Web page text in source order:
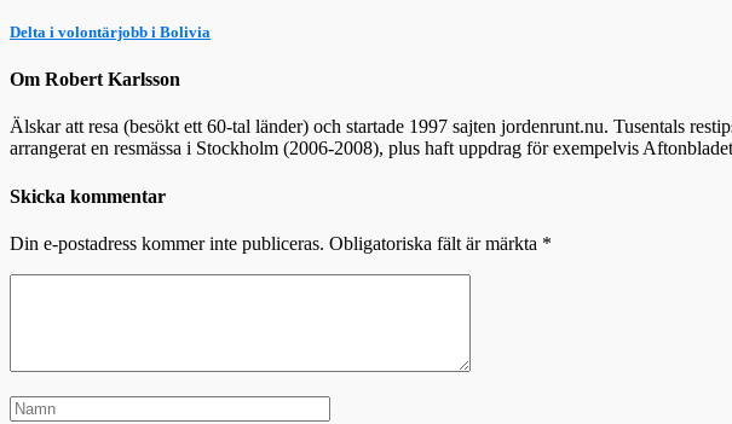
Delta i volontärjobb i Bolivia
Om Robert Karlsson
Älskar att resa (besökt ett 60-tal länder) och startade 1997 sajten jordenrunt.nu. Tusentals
arrangerat en resmässa i Stockholm (2006-2008), plus haft uppdrag för exempelvis
Skicka kommentar
Din e-postadress kommer inte publiceras. Obligatoriska fält är märkta *